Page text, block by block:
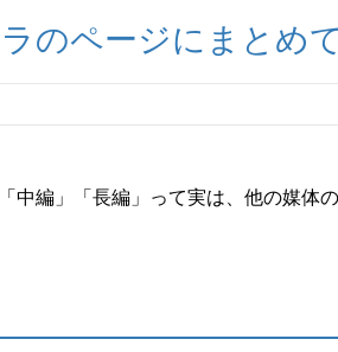
のページにまとめ
中編」「長編」って実は、他の媒体